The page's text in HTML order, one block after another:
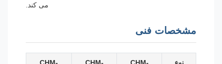
می کند.
مشخصات فنی
CHM-
CHM-
CHM-